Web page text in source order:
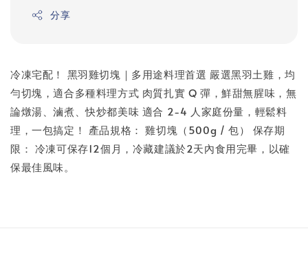
分享
冷凍宅配！ 黑羽雞切塊｜多用途料理首選 嚴選黑羽土雞，均
勻切塊，適合多種料理方式 肉質扎實 Q 彈，鮮甜無腥味，無
論燉湯、滷煮、快炒都美味 適合 2-4 人家庭份量，輕鬆料
理，一包搞定！ 產品規格： 雞切塊（500g / 包） 保存期
限： 冷凍可保存12個月，冷藏建議於2天內食用完畢，以確
保最佳風味。